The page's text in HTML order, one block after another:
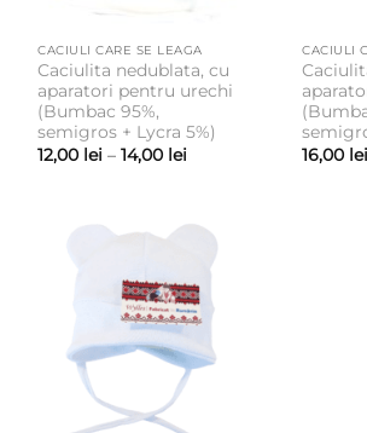
CACIULI CARE SE LEAGA
Caciulita nedublata, cu
aparatori pentru urechi
(Bumbac 95%,
semigros + Lycra 5%)
12,00 lei – 14,00 lei
CACIULI
16,00 lei